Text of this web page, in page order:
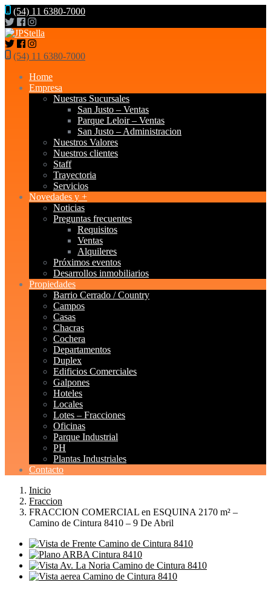
(54) 11 6380-7000
(54) 11 6380-7000
Home
Empresa
Nuestras Sucursales
San Justo – Ventas
Parque Leloir – Ventas
San Justo – Administracion
Nuestros Valores
Nuestros clientes
Staff
Trayectoria
Servicios
Novedades y +
Noticias
Preguntas frecuentes
Requisitos
Ventas
Alquileres
Próximos eventos
Desarrollos inmobiliarios
Propiedades
Barrio Cerrado / Country
Campos
Casas
Chacras
Cochera
Departamentos
Duplex
Edificios Comerciales
Galpones
Hoteles
Locales
Lotes – Fracciones
Oficinas
Parque Industrial
PH
Plantas Industriales
Contacto
Inicio
Fraccion
FRACCION COMERCIAL en ESQUINA 2170 m² –
Camino de Cintura 8410 – 9 De Abril